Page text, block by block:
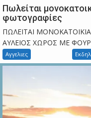
Πωλείται
φωτογραφίες
ΠΩΛΕΙΤΑΙ
ΑΥΛΕΙΟΣ ΧΩΡΟΣ ΜΕ
Αγγελιες